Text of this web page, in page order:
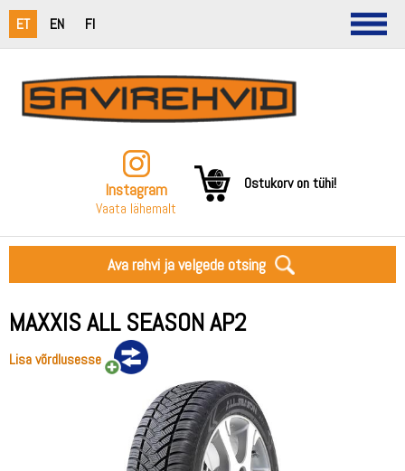
ET EN FI
Instagram
Vaata lähemalt
Ostukorv on tühi!
Ava rehvi ja velgede otsing
MAXXIS ALL SEASON AP2
Lisa võrdlusesse